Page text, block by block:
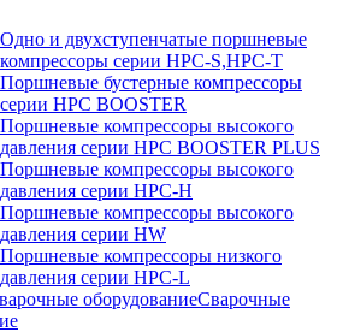
Одно и двухступенчатые поршневые
компрессоры серии HPC-S,HPC-T
Поршневые бустерные компрессоры
серии HPC BOOSTER
Поршневые компрессоры высокого
давления серии HPC BOOSTER PLUS
Поршневые компрессоры высокого
давления серии HPC-H
Поршневые компрессоры высокого
давления серии HW
Поршневые компрессоры низкого
давления серии HPC-L
Сварочные